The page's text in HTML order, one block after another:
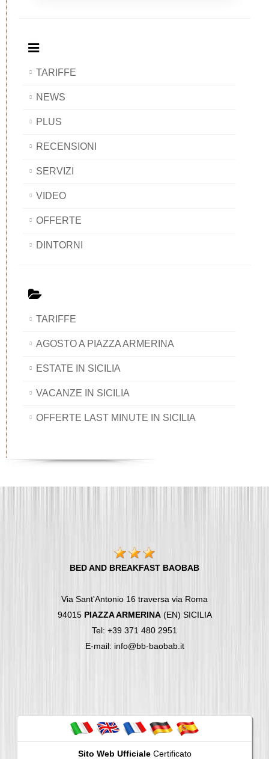
TARIFFE
NEWS
PLUS
RECENSIONI
SERVIZI
VIDEO
OFFERTE
DINTORNI
TARIFFE
AGOSTO A PIAZZA ARMERINA
ESTATE IN SICILIA
VACANZE IN SICILIA
OFFERTE LAST MINUTE IN SICILIA
BED AND BREAKFAST BAOBAB
Via Sant'Antonio 16 traversa via Roma
94015 PIAZZA ARMERINA(EN) SICILIA
Tel: +39 371 480 2951
E-mail: info@bb-baobab.it
Sito Web UfficialeCertificato